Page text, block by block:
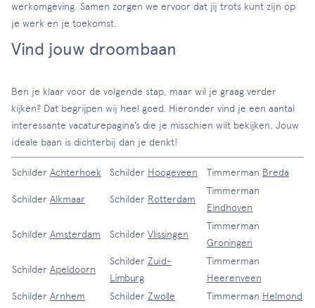
werkomgeving. Samen zorgen we ervoor dat jij trots kunt zijn op
je werk en je toekomst.
Vind jouw droombaan
Ben je klaar voor de volgende stap, maar wil je graag verder
kijken? Dat begrijpen wij heel goed. Hieronder vind je een aantal
interessante vacaturepagina’s die je misschien wilt bekijken. Jouw
ideale baan is dichterbij dan je denkt!
Schilder Achterhoek Schilder Hoogeveen Timmerman Breda
Schilder Alkmaar Schilder Rotterdam
Timmerman
Eindhoven
Schilder Amsterdam Schilder Vlissingen
Timmerman
Groningen
Schilder Apeldoorn
Schilder Zuid-
Limburg
Timmerman
Heerenveen
Schilder Arnhem Schilder Zwolle Timmerman Helmond